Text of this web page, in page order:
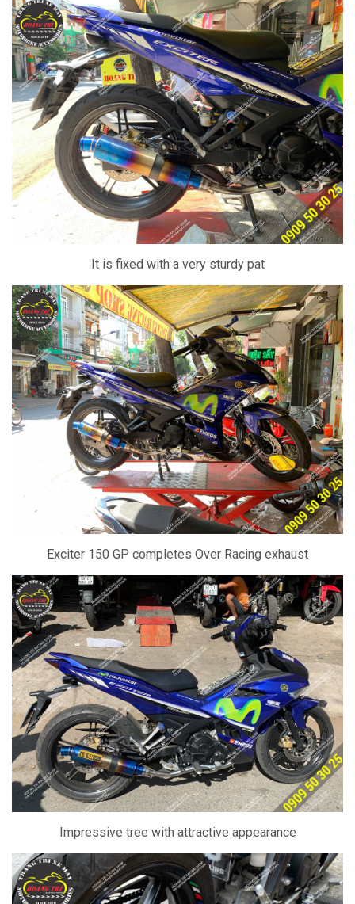
It is fixed with a very sturdy pat
Exciter 150 GP completes Over Racing exhaust
Impressive tree with attractive appearance